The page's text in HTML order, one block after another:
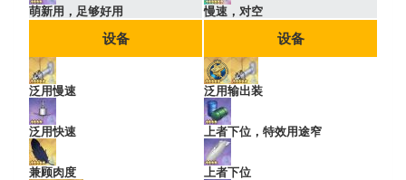
萌新用，足够好用 慢速，对空
设备
泛用慢速
泛用快速
兼顾肉度
设备
泛用输出装
上者下位，特效用途窄
上者下位